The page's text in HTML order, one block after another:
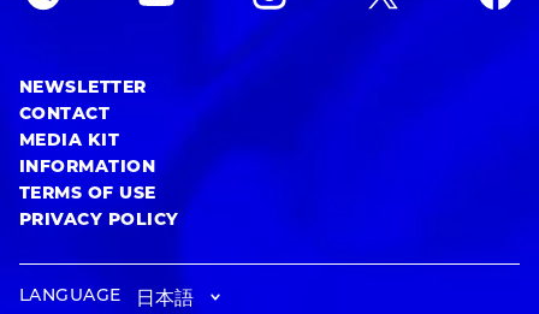
NEWSLETTER
CONTACT
MEDIA KIT
INFORMATION
TERMS OF USE
PRIVACY POLICY
LANGUAGE